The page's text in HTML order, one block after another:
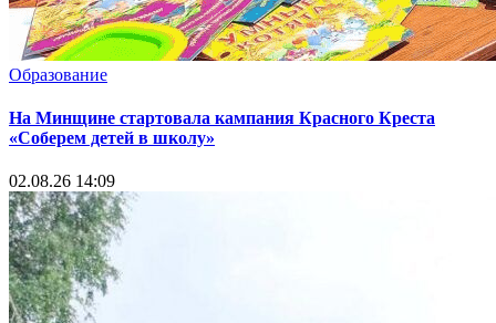
Образование
На Минщине стартовала кампания Красного Креста
«Соберем детей в школу»
02.08.26 14:09